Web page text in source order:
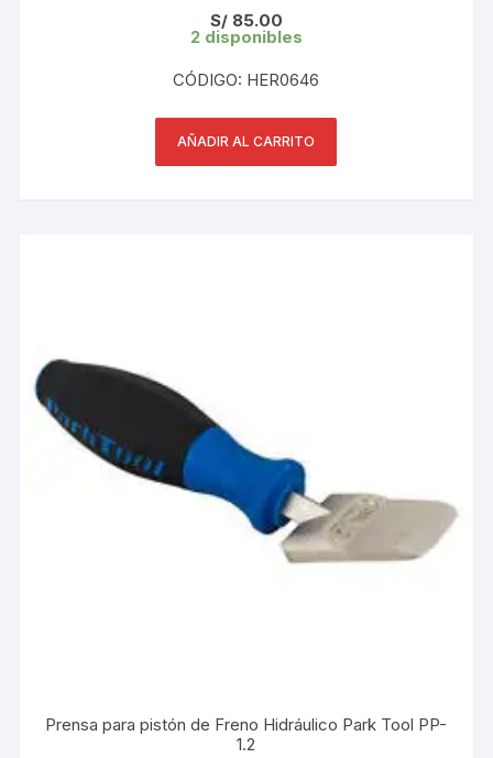
S/85.00
2 disponibles
CÓDIGO: HER0646
AÑADIR AL CARRITO
Prensa para pistón de Freno Hidráulico Park Tool PP-
1.2